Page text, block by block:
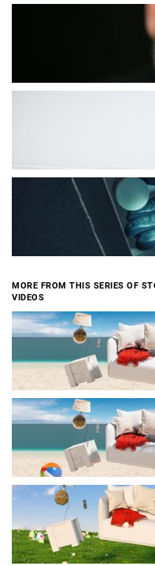
MORE FROM THIS SERIES OF
VIDEOS